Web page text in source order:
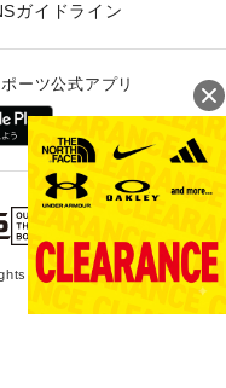
ガイドライン
ーツ公式アプリ
Reserved.